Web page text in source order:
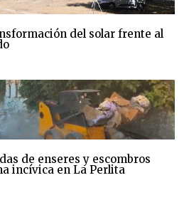
del solar frente al
de enseres y escombros
incívica en La Perlita